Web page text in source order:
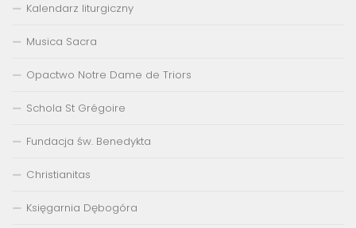
Kalendarz liturgiczny
Musica Sacra
Opactwo Notre Dame de Triors
Schola St Grégoire
Fundacja św. Benedykta
Christianitas
Księgarnia Dębogóra